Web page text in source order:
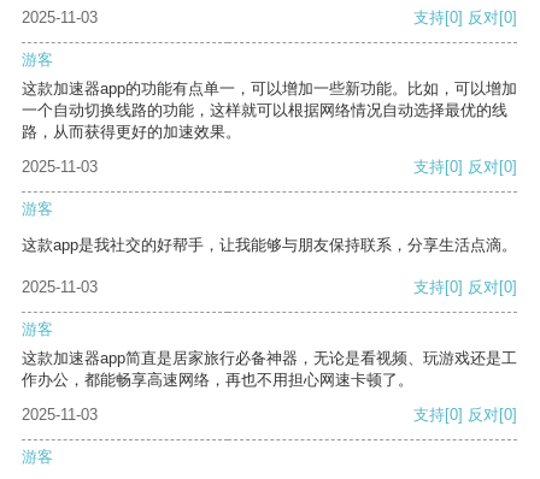
2025-11-03 支持[0] 反对[0]
游客
这款加速器app的功能有点单一，可以增加一些新功能。比如，可以增加
一个自动切换线路的功能，这样就可以根据网络情况自动选择最优的线
路，从而获得更好的加速效果。
2025-11-03
支持[0] 反对[0]
游客
这款app是我社交的好帮手，让我能够与朋友保持联系，分享生活点滴。
2025-11-03 支持[0] 反对[0]
游客
这款加速器app简直是居家旅行必备神器，无论是看视频、玩游戏还是工
作办公，都能畅享高速网络，再也不用担心网速卡顿了。
2025-11-03
支持[0] 反对[0]
游客